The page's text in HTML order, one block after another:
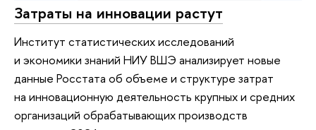
Затраты на инновации растут
Институт статистических исследований
и экономики знаний НИУ ВШЭ анализирует новые
данные Росстата об объеме и структуре затрат
на инновационную деятельность крупных и средних
организаций обрабатывающих производств